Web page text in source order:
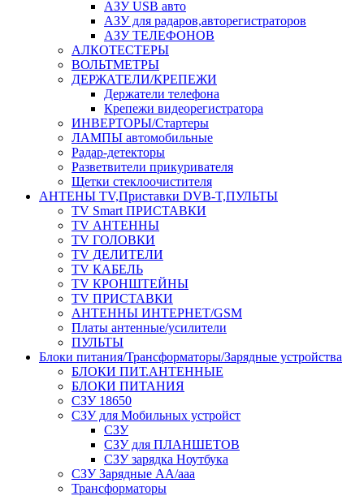
АЗУ USB авто
АЗУ для радаров,авторегистраторов
АЗУ ТЕЛЕФОНОВ
АЛКОТЕСТЕРЫ
ВОЛЬТМЕТРЫ
ДЕРЖАТЕЛИ/КРЕПЕЖИ
Держатели телефона
Крепежи видеорегистратора
ИНВЕРТОРЫ/Стартеры
ЛАМПЫ автомобильные
Радар-детекторы
Разветвители прикуривателя
Щетки стеклоочистителя
АНТЕНЫ ТV,Приставки DVB-T,ПУЛЬТЫ
TV Smart ПРИСТАВКИ
TV АНТЕННЫ
TV ГОЛОВКИ
TV ДЕЛИТЕЛИ
TV КАБЕЛЬ
TV КРОНШТЕЙНЫ
TV ПРИСТАВКИ
АНТЕННЫ ИНТЕРНЕТ/GSM
Платы антенные/усилители
ПУЛЬТЫ
Блоки питания/Трансформаторы/Зарядные устройства
БЛОКИ ПИТ.АНТЕННЫЕ
БЛОКИ ПИТАНИЯ
СЗУ 18650
СЗУ для Мобильных устройст
СЗУ
СЗУ для ПЛАНШЕТОВ
СЗУ зарядка Ноутбука
СЗУ Зарядные АА/ааа
Трансформаторы